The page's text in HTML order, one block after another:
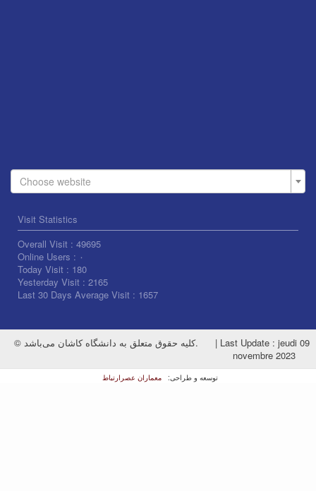
Choose website
Visit Statistics
Overall Visit : 49695
Online Users : ۰
Today Visit : 180
Yesterday Visit : 2165
Last 30 Days Average Visit : 1657
© کلیه حقوق متعلق به دانشگاه کاشان می‌باشد. | Last Update : jeudi 09
novembre 2023
توسعه و طراحی: معماران عصر‌ارتباط